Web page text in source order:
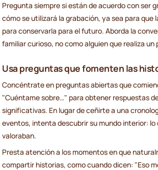
Pregunta siempre si están de acuerdo con ser
cómo se utilizará la grabación, ya sea para que
para conservarla para el futuro. Aborda la
familiar curioso, no como alguien que realiza
Usa preguntas que fomenten las
Concéntrate en preguntas abiertas que
"Cuéntame sobre…" para obtener respuestas
significativas. En lugar de ceñirte a una
eventos, intenta descubrir su mundo interior: lo
valoraban.
Presta atención a los momentos en que
compartir historias, como cuando dicen: "Eso